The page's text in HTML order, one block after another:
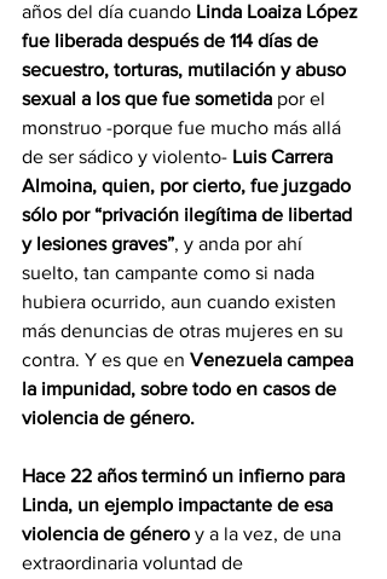
años del día cuando Linda Loaiza López
fue liberada después de 114 días de
secuestro, torturas, mutilación y abuso
sexual a los que fue sometida por el
monstruo -porque fue mucho más allá
de ser sádico y violento- Luis Carrera
Almoina, quien, por cierto, fue juzgado
sólo por “privación ilegítima de libertad
y lesiones graves”, y anda por ahí
suelto, tan campante como si nada
hubiera ocurrido, aun cuando existen
más denuncias de otras mujeres en su
contra. Y es que en Venezuela campea
la impunidad, sobre todo en casos de
violencia de género.
Hace 22 años terminó un infierno para
Linda, un ejemplo impactante de esa
violencia de género y a la vez, de una
extraordinaria voluntad de